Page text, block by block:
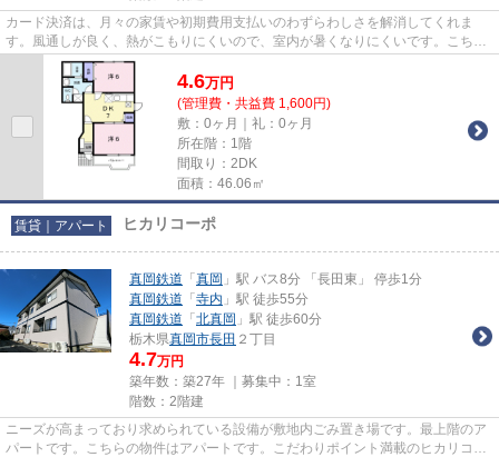
カード決済は、月々の家賃や初期費用支払いのわずらわしさを解消してくれま
す。風通しが良く、熱がこもりにくいので、室内が暑くなりにくいです。こちら
の物件はアパートです。「メゾ...
4.6万円
(管理費・共益費 1,600円)
敷：0ヶ月｜礼：0ヶ月
所在階：1階
間取り：2DK
面積：46.06㎡
賃貸｜アパート ヒカリコーポ
真岡鉄道 「 真岡 」駅 バス8分 「長田東」 停歩1分
真岡鉄道 「 寺内 」駅 徒歩55分
真岡鉄道 「 北真岡 」駅 徒歩60分
栃木県真岡市長田 ２丁目
4.7万円
築年数：築27年 ｜募集中： 1室
階数：2階建
ニーズが高まっており求められている設備が敷地内ごみ置き場です。最上階のア
パートです。こちらの物件はアパートです。こだわりポイント満載のヒカリコー